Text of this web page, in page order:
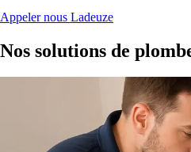
Appeler nous Ladeuze
Nos solutions de